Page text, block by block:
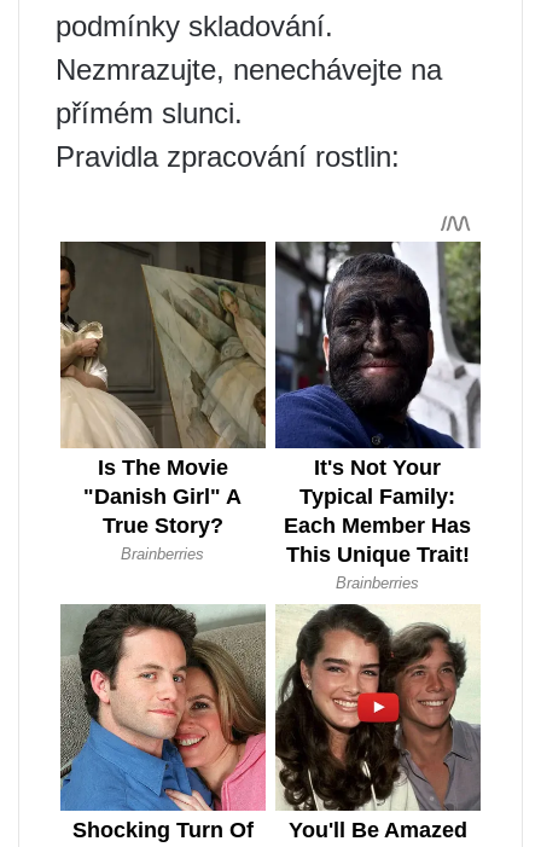
podmínky skladování.
Nezmrazujte, nenechávejte na
přímém slunci.
Pravidla zpracování rostlin: